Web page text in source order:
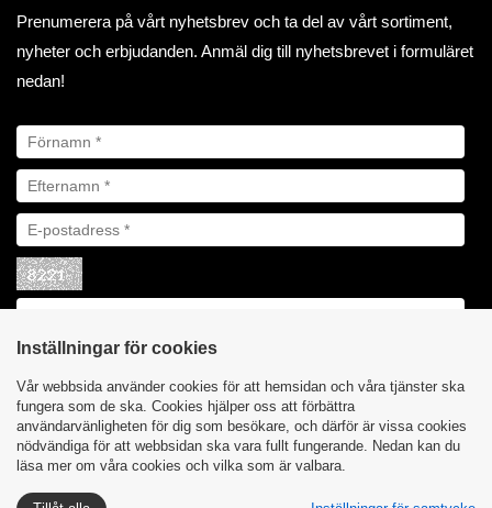
Prenumerera på vårt nyhetsbrev och ta del av vårt sortiment,
nyheter och erbjudanden. Anmäl dig till nyhetsbrevet i formuläret
nedan!
Integritetspolicy | Åby Biltillbehör AB ©
Inställningar för cookies
Vår webbsida använder cookies för att hemsidan och våra tjänster ska
fungera som de ska. Cookies hjälper oss att förbättra
användarvänligheten för dig som besökare, och därför är vissa cookies
nödvändiga för att webbsidan ska vara fullt fungerande. Nedan kan du
läsa mer om våra cookies och vilka som är valbara.